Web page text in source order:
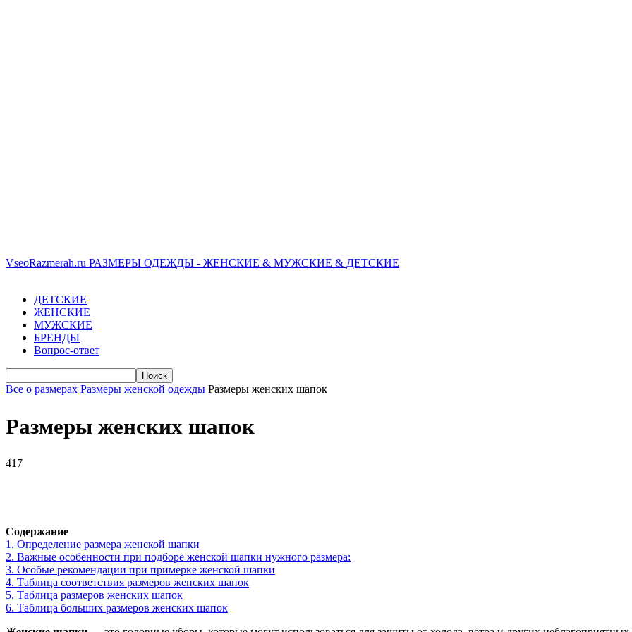
VseoRazmerah.ru РАЗМЕРЫ ОДЕЖДЫ - ЖЕНСКИЕ & МУЖСКИЕ & ДЕТСКИЕ
ДЕТСКИЕ
ЖЕНСКИЕ
МУЖСКИЕ
БРЕНДЫ
Вопрос-ответ
Все о размерах Размеры женской одежды Размеры женских шапок
Размеры женских шапок
417
Содержание
1. Определение размера женской шапки
2. Важные особенности при подборе женской шапки нужного размера:
3. Особые рекомендации при примерке женской шапки
4. Таблица соответствия размеров женских шапок
5. Таблица размеров женских шапок
6. Таблица больших размеров женских шапок